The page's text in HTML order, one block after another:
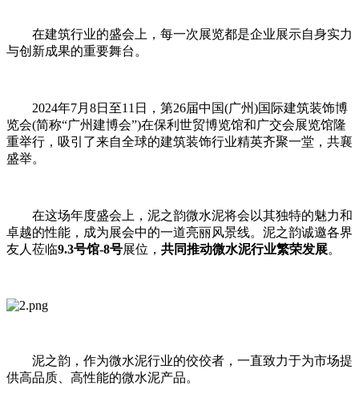
在建筑行业的盛会上，每一次展览都是企业展示自身实力
与创新成果的重要舞台。
2024年7月8日至11日，第26届中国(广州)国际建筑装饰博
览会(简称“广州建博会”)在保利世贸博览馆和广交会展览馆隆
重举行，吸引了来自全球的建筑装饰行业精英齐聚一堂，共襄
盛举。
在这场年度盛会上，泥之韵微水泥将会以其独特的魅力和
卓越的性能，成为展会中的一道亮丽风景线。泥之韵诚邀各界
友人莅临9.3号馆-8号展位， 共同推动微水泥行业繁荣发展。
泥之韵，作为微水泥行业的佼佼者，一直致力于为市场提
供高品质、高性能的微水泥产品。